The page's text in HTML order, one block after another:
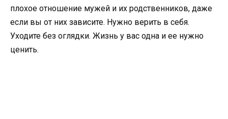
плохое отношение мужей и их родственников, даже
если вы от них зависите. Нужно верить в себя.
Уходите без оглядки. Жизнь у вас одна и ее нужно
ценить.